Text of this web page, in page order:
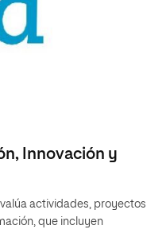
Innovación y
actividades, proyectos
que incluyen